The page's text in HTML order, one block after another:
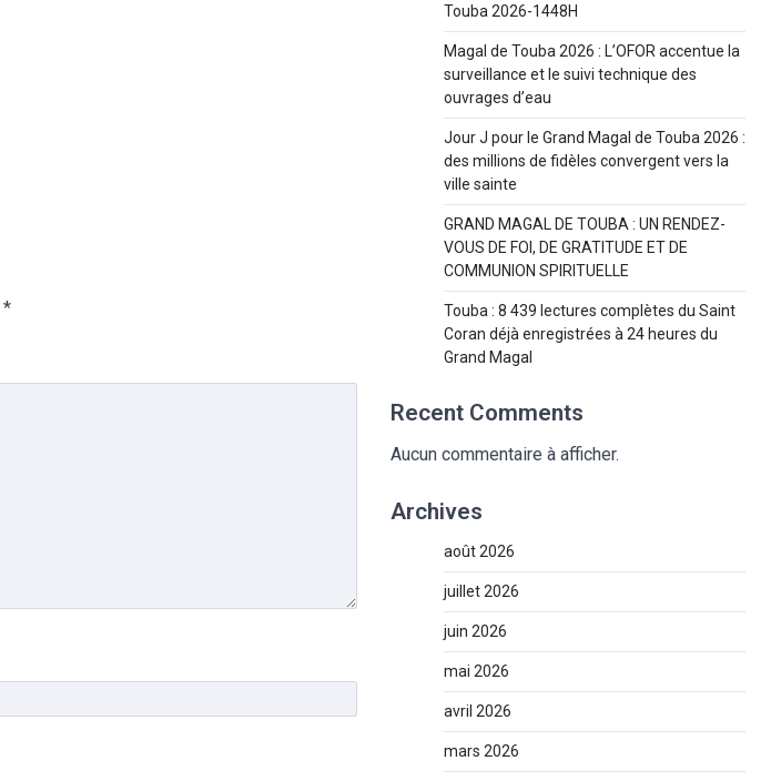
*
Touba 2026-1448H
Magal de Touba 2026 : L’OFOR accentue la
surveillance et le suivi technique des
ouvrages d’eau
Jour J pour le Grand Magal de Touba 2026 :
des millions de fidèles convergent vers la
ville sainte
GRAND MAGAL DE TOUBA : UN RENDEZ-
VOUS DE FOI, DE GRATITUDE ET DE
COMMUNION SPIRITUELLE
Touba : 8 439 lectures complètes du Saint
Coran déjà enregistrées à 24 heures du
Grand Magal
Recent Comments
Aucun commentaire à afficher.
Archives
août 2026
juillet 2026
juin 2026
mai 2026
avril 2026
mars 2026